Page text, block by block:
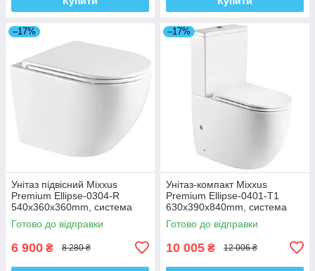
–17%
Унітаз підвісний Mixxus
Premium Ellipse-0304-R
540x360x360mm, система
змиву Rimless (MP6466)
Готово до відправки
6 900 ₴ 8 280 ₴
–17%
Унітаз-компакт Mixxus
Premium Ellipse-0401-T1
630x390x840mm, система
змиву TORNADO 1.0
(MP6467)
Готово до відправки
10 005 ₴ 12 006 ₴